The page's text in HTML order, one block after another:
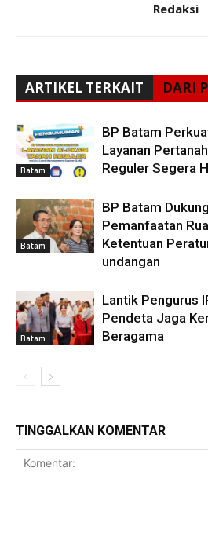
Redaksi
ARTIKEL TERKAIT DARI
Batam
BP Batam
Layanan
Reguler Segera
Batam
BP Batam
Pemanfaatan
Ketentuan
undangan
Batam
Lantik Pengurus
Pendeta Jaga
Beragama
TINGGALKAN KOMENTAR